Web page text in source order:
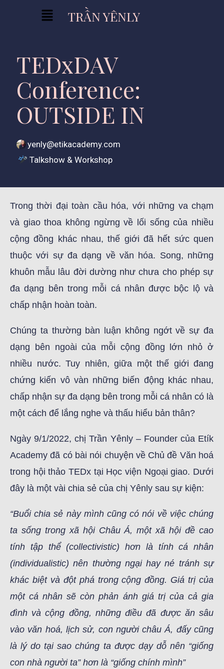
TRẦN YÊNLY
TEDxDAV
Conference:
OUTSIDE IN
yenly@etikacademy.com
Talkshow & Workshop
Trong thời đại toàn cầu hóa, với những va chạm
và giao thoa không ngừng về lối sống của nhiều
cộng đồng khác nhau, thế giới đã hết sức quen
thuộc với sự đa dạng về văn hóa. Song, những
khuôn mẫu lâu đời dường như chưa cho phép sự
đa dạng bên trong mỗi cá nhân được bộc lộ và
chấp nhận hoàn toàn.
Chúng ta thường bàn luận không ngớt về sự đa
dạng bên ngoài của mỗi cộng đồng lớn nhỏ ở
nhiều nước. Tuy nhiên, giữa một thế giới đang
chứng kiến vô vàn những biến động khác nhau,
chấp nhận sự đa dạng bên trong mỗi cá nhân có là
một cách để lắng nghe và thấu hiểu bản thân?
Ngày 9/1/2022, chị Trần Yênly – Founder của Etík
Academy đã có bài nói chuyện về Chủ đề Văn hoá
trong hội thảo TEDx tại Học viện Ngoại giao. Dưới
đây là một vài chia sẻ của chị Yênly sau sự kiện:
“Buổi chia sẻ này mình cũng có nói về việc chúng
ta sống trong xã hội Châu Á, một xã hội đề cao
tính tập thể (collectivistic) hơn là tính cá nhân
(individualistic) nên thường ngại hay né tránh sự
khác biệt và đột phá trong cộng đồng. Giá trị của
một cá nhân sẽ còn phản ánh giá trị của cả gia
đình và cộng đồng, những điều đã được ăn sâu
vào văn hoá, lịch sử, con người châu Á, đấy cũng
là lý do tại sao chúng ta được dạy dỗ nên “giống
con nhà người ta” hơn là “giống chính mình”